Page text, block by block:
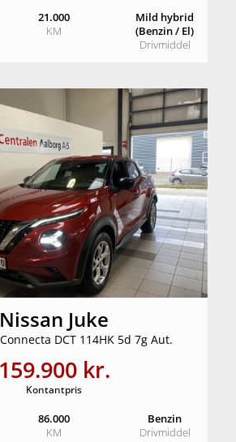
21.000
KM
Mild hybrid
(Benzin / El)
Drivmiddel
Nissan Juke
DCT 114HK 5d 7g Aut.
159.900 kr.
Kontantpris
86.000
KM
Benzin
Drivmiddel